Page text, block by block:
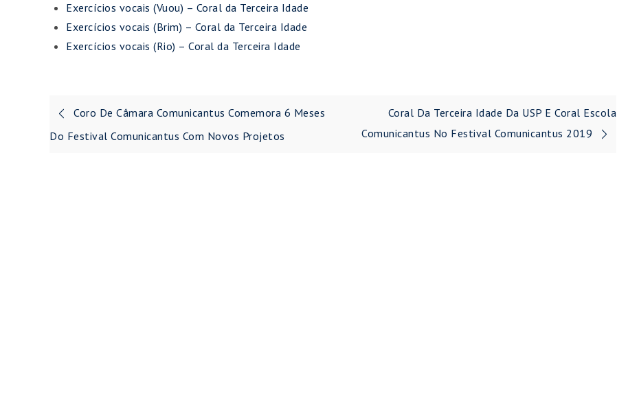
Exercícios vocais (Vuou) – Coral da Terceira Idade
Exercícios vocais (Brim) – Coral da Terceira Idade
Exercícios vocais (Rio) – Coral da Terceira Idade
Navegação
de
Coro De Câmara Comunicantus Comemora 6 Meses
Do Festival Comunicantus Com Novos Projetos
Coral Da Terceira Idade Da USP E Coral Escola
Comunicantus No Festival Comunicantus 2019